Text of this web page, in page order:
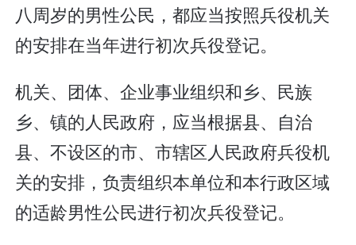
八周岁的男性公民，都应当按照兵役机关
的安排在当年进行初次兵役登记。
机关、团体、企业事业组织和乡、民族
乡、镇的人民政府，应当根据县、自治
县、不设区的市、市辖区人民政府兵役机
关的安排，负责组织本单位和本行政区域
的适龄男性公民进行初次兵役登记。